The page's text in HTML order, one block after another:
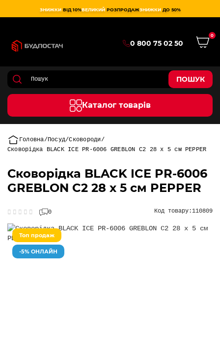
ЗНИЖКИ ВІД 10%ВЕЛИКИЙ РОЗПРОДАЖЗНИЖКИ ДО 50%
0 800 75 02 50
0
ПОШУК
Каталог товарів
Головна Посуд Сковороди
Сковорідка BLACK ICE PR-6006 GREBLON C2 28 x 5 см PEPPER
Сковорідка BLACK ICE PR-6006
GREBLON C2 28 x 5 см PEPPER
0 Код товару:110809
Топ продаж
-5% ОНЛАЙН